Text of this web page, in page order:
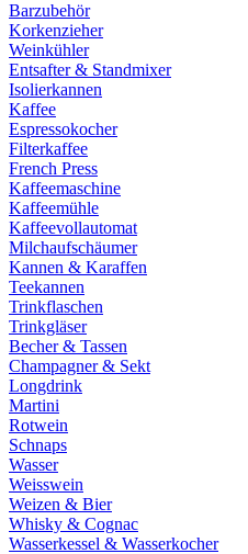
Barzubehör
Korkenzieher
Weinkühler
Entsafter & Standmixer
Isolierkannen
Kaffee
Espressokocher
Filterkaffee
French Press
Kaffeemaschine
Kaffeemühle
Kaffeevollautomat
Milchaufschäumer
Kannen & Karaffen
Teekannen
Trinkflaschen
Trinkgläser
Becher & Tassen
Champagner & Sekt
Longdrink
Martini
Rotwein
Schnaps
Wasser
Weisswein
Weizen & Bier
Whisky & Cognac
Wasserkessel & Wasserkocher